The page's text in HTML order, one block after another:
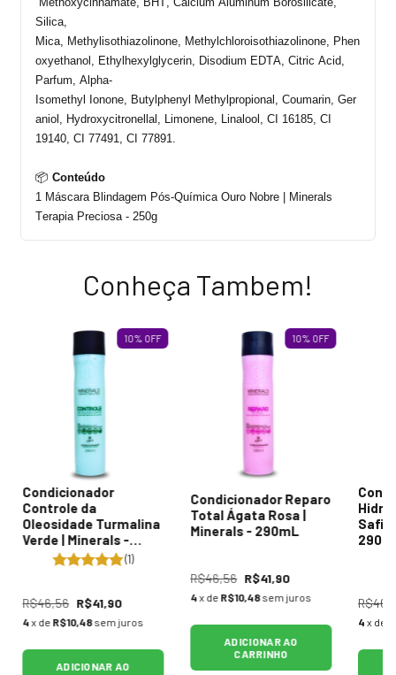
Silica,
Mica,
Methylisothiazolinone Methylchloroisothiazolinone
Phen
oxyethanol
Ethylhexylglycerin Disodium EDTA, Citric Acid,
Parfum, Alpha-
Isomethyl
Ionone Butylphenyl Methylpropional Coumarin Ger
aniol
Hydroxycitronellal Limonene Linalool
, CI 16185, CI
19140, CI 77491, CI 77891.
📦 Conteúdo
1 Máscara Blindagem Pós-Química Ouro Nobre | Minerals
Terapia Preciosa - 250g
Conheça Tambem!
10% OFF
Condicionador
Controle da
Oleosidade Turmalina
Verde | Minerals -
290mL
(1)
R$46,56 R$41,90
4x de R$10,48 sem juros
ADICIONAR AO
10% OFF
Condicionador Reparo
Total Ágata Rosa |
Minerals - 290mL
R$46,56 R$41,90
4x de R$10,48sem juros
ADICIONAR AO
CARRINHO
4 x de